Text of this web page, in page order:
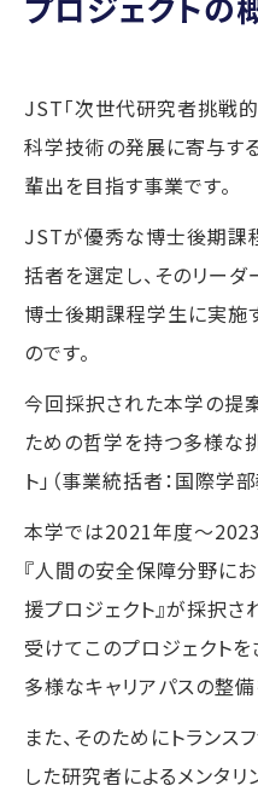
JST「次世代研究者挑戦
科学技術の発展に寄与す
輩出を目指す事業です。
JSTが優秀な博士後期課
括者を選定し、そのリー
博士後期課程学生に実施
のです。
今回採択された本学の提
ための哲学を持つ多様な
ト」（事業統括者：国際学
本学では2021年度～
『人間の安全保障分野に
援プロジェクト』が採択さ
受けてこのプロジェクト
多様なキャリアパスの整備
また、そのためにトランス
した研究者によるメンタリ